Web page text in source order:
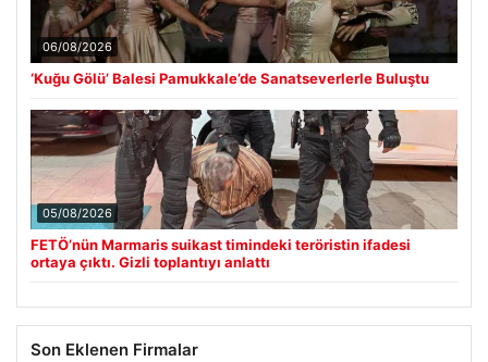
06/08/2026
‘Kuğu Gölü’ Balesi Pamukkale’de Sanatseverlerle Buluştu
05/08/2026
FETÖ’nün Marmaris suikast timindeki teröristin ifadesi
ortaya çıktı. Gizli toplantıyı anlattı
Son Eklenen Firmalar